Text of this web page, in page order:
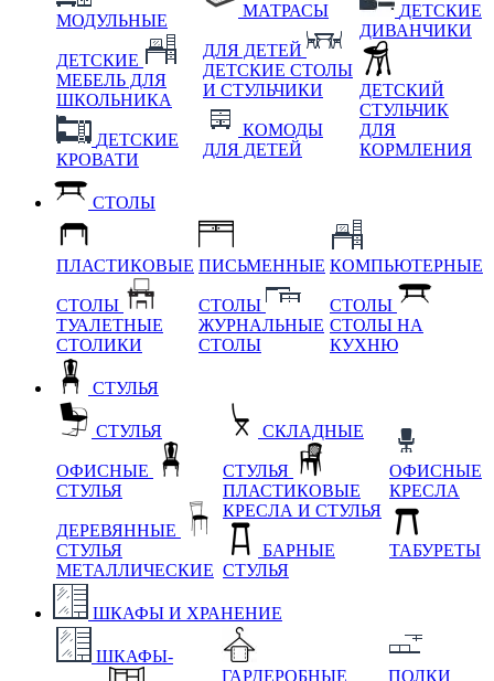
МОДУЛЬНЫЕ
ДЕТСКИЕ
МЕБЕЛЬ ДЛЯ
ШКОЛЬНИКА
ДЕТСКИЕ
КРОВАТИ
МАТРАСЫ
ДЛЯ ДЕТЕЙ
ДЕТСКИЕ СТОЛЫ
И СТУЛЬЧИКИ
КОМОДЫ
ДЛЯ ДЕТЕЙ
ДЕТСКИЕ
ДИВАНЧИКИ
ДЕТСКИЙ
СТУЛЬЧИК
ДЛЯ
КОРМЛЕНИЯ
СТОЛЫ
ПЛАСТИКОВЫЕ
СТОЛЫ
ТУАЛЕТНЫЕ
СТОЛИКИ
ПИСЬМЕННЫЕ
СТОЛЫ
ЖУРНАЛЬНЫЕ
СТОЛЫ
КОМПЬЮТЕРНЫЕ
СТОЛЫ
СТОЛЫ НА
КУХНЮ
СТУЛЬЯ
СТУЛЬЯ
ОФИСНЫЕ
СТУЛЬЯ
ДЕРЕВЯННЫЕ
СТУЛЬЯ
МЕТАЛЛИЧЕСКИЕ
СКЛАДНЫЕ
СТУЛЬЯ
ПЛАСТИКОВЫЕ
КРЕСЛА И СТУЛЬЯ
БАРНЫЕ
СТУЛЬЯ
ОФИСНЫЕ
КРЕСЛА
ТАБУРЕТЫ
ШКАФЫ И ХРАНЕНИЕ
ШКАФЫ-
ГАРДЕРОБНЫЕ
ПОЛКИ